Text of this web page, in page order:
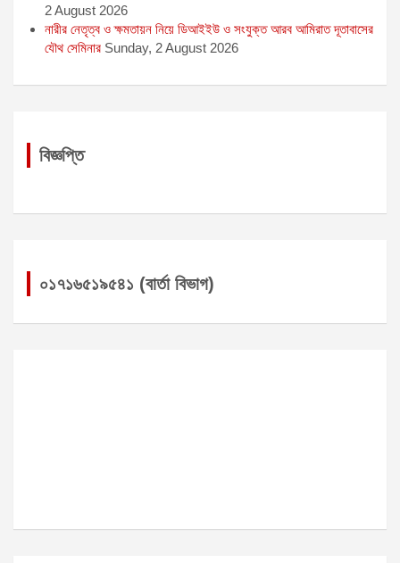
2 August 2026
নারীর নেতৃত্ব ও ক্ষমতায়ন নিয়ে ডিআইইউ ও সংযুক্ত আরব আমিরাত দূতাবাসের
যৌথ সেমিনার Sunday, 2 August 2026
বিজ্ঞপ্তি
০১৭১৬৫১৯৫৪১ (বার্তা বিভাগ)